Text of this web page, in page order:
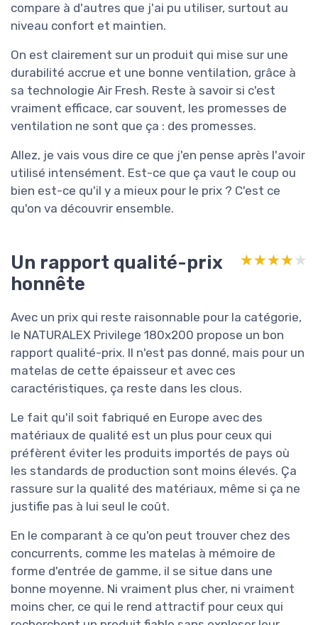
compare à d'autres que j'ai pu utiliser, surtout au
niveau confort et maintien.
On est clairement sur un produit qui mise sur une
durabilité accrue et une bonne ventilation, grâce à
sa technologie Air Fresh. Reste à savoir si c'est
vraiment efficace, car souvent, les promesses de
ventilation ne sont que ça : des promesses.
Allez, je vais vous dire ce que j'en pense après l'avoir
utilisé intensément. Est-ce que ça vaut le coup ou
bien est-ce qu'il y a mieux pour le prix ? C'est ce
qu'on va découvrir ensemble.
Un rapport qualité-prix
honnête
★★★★★
★★★★★
Avec un prix qui reste raisonnable pour la catégorie,
le NATURALEX Privilege 180x200 propose un bon
rapport qualité-prix. Il n'est pas donné, mais pour un
matelas de cette épaisseur et avec ces
caractéristiques, ça reste dans les clous.
Le fait qu'il soit fabriqué en Europe avec des
matériaux de qualité est un plus pour ceux qui
préfèrent éviter les produits importés de pays où
les standards de production sont moins élevés. Ça
rassure sur la qualité des matériaux, même si ça ne
justifie pas à lui seul le coût.
En le comparant à ce qu'on peut trouver chez des
concurrents, comme les matelas à mémoire de
forme d'entrée de gamme, il se situe dans une
bonne moyenne. Ni vraiment plus cher, ni vraiment
moins cher, ce qui le rend attractif pour ceux qui